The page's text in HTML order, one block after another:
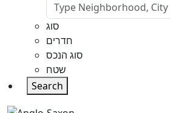
סוג
חדרים
סוג הנכס
שטח
Search